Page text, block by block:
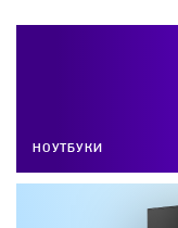
НОУТБУКИ